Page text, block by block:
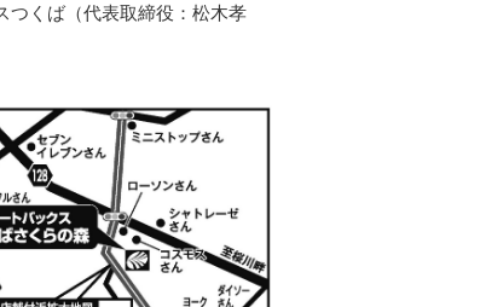
つくば（代表取締役：松木孝